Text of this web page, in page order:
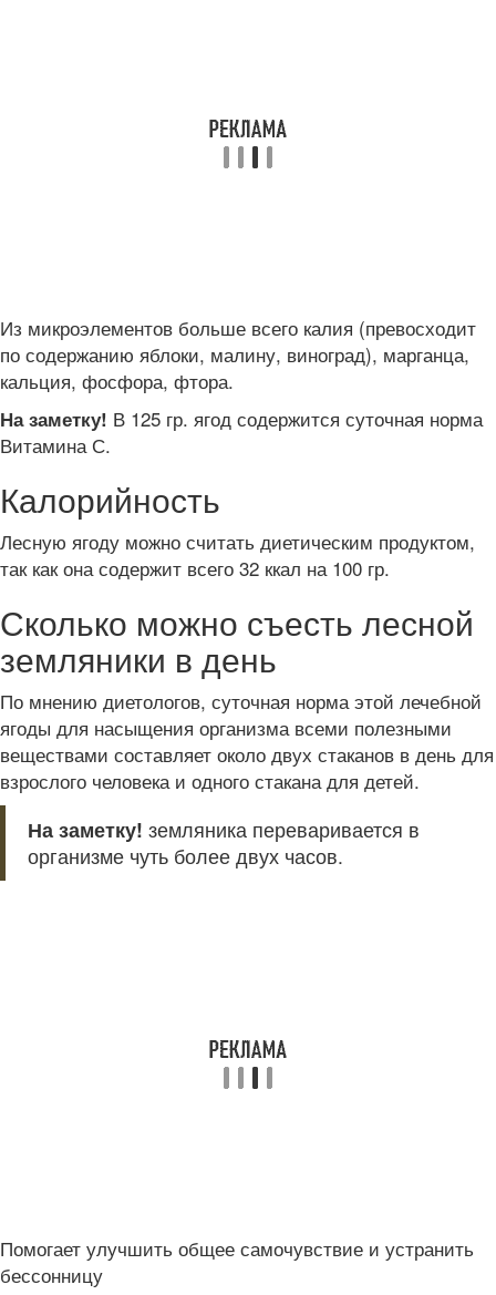
Из микроэлементов больше всего калия (превосходит
по содержанию яблоки, малину, виноград), марганца,
кальция, фосфора, фтора.
На заметку! В 125 гр. ягод содержится суточная норма
Витамина С.
Калорийность
Лесную ягоду можно считать диетическим продуктом,
так как она содержит всего 32 ккал на 100 гр.
Сколько можно съесть лесной
земляники в день
По мнению диетологов, суточная норма этой лечебной
ягоды для насыщения организма всеми полезными
веществами составляет около двух стаканов в день для
взрослого человека и одного стакана для детей.
На заметку! земляника переваривается в
организме чуть более двух часов.
Помогает улучшить общее самочувствие и устранить
бессонницу